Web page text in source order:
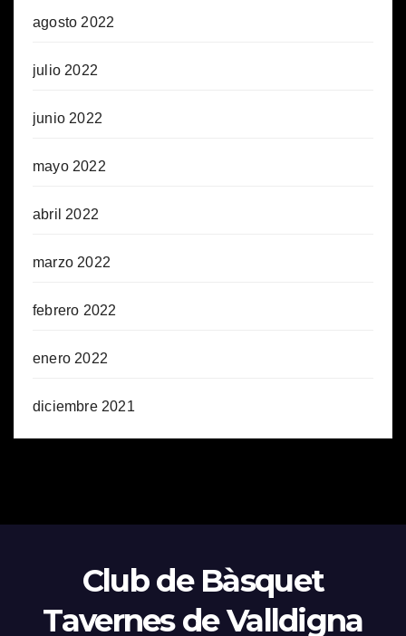
agosto 2022
julio 2022
junio 2022
mayo 2022
abril 2022
marzo 2022
febrero 2022
enero 2022
diciembre 2021
Club de Bàsquet
Tavernes de Valldigna